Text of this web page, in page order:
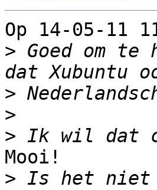
Op 14-05-11
> Goed om te
>
>
>
Mooi!
> Is het niet